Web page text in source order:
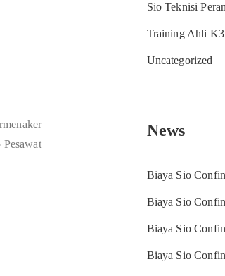
Sio Teknisi
Training Ahli K3
Uncategorized
News
Biaya Sio
Biaya Sio
Biaya Sio
Biaya Sio